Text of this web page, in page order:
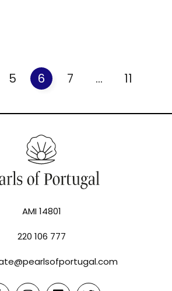
5 6 7 ... 11
AMI 14801
220 106 777